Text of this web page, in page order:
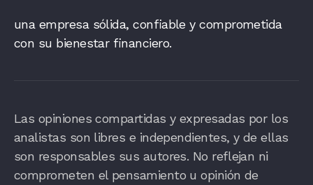
una empresa sólida, confiable y comprometida
con su bienestar financiero.
Las opiniones compartidas y expresadas por los
analistas son libres e independientes, y de ellas
son responsables sus autores. No reflejan ni
comprometen el pensamiento u opinión de